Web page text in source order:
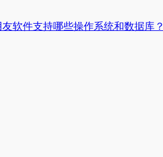
友软件支持哪些操作系统和数据库？